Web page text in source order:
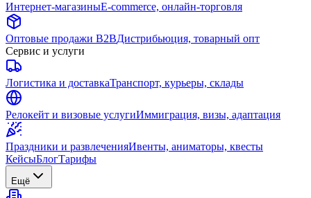
Интернет-магазиныE-commerce, онлайн-торговля
Оптовые продажи B2BДистрибьюция, товарный опт
Сервис и услуги
Логистика и доставкаТранспорт, курьеры, склады
Релокейт и визовые услугиИммиграция, визы, адаптация
Праздники и развлеченияИвенты, аниматоры, квесты
КейсыБлогТарифы
Ещё